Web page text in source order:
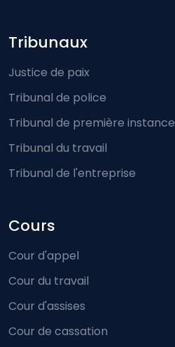
Footer-menu
Tribunaux
Justice de paix
Tribunal de police
Tribunal de première instance
Tribunal du travail
Tribunal de l'entreprise
Cours
Cour d'appel
Cour du travail
Cour d'assises
Cour de cassation